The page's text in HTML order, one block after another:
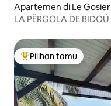
Apartemen di Le Gosier
LA PËRGOLA DE BIDOÜ
Pilihan tamu terpopuler
Pilihan tamu